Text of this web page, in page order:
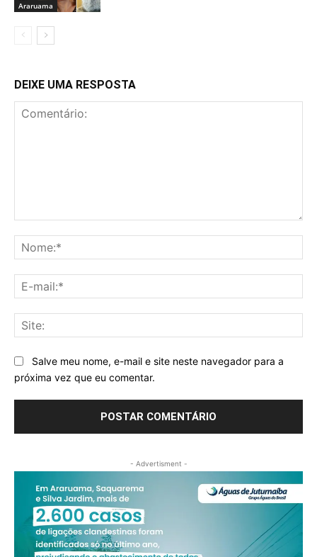
Araruama
DEIXE UMA RESPOSTA
Salve meu nome, e-mail e site neste navegador para a
próxima vez que eu comentar.
- Advertisment -